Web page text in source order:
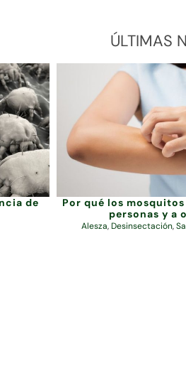
ÚLTIMAS
de
Por qué los
personas y a
Alesza,Desinsectación,